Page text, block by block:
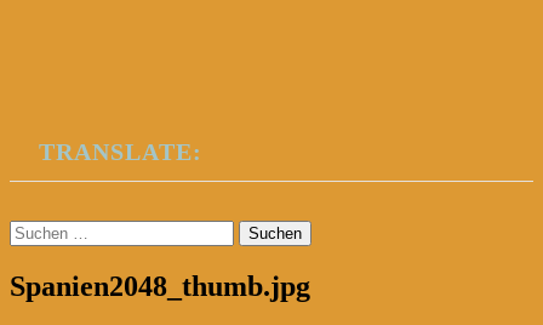
TRANSLATE:
Suchen
nach:
Spanien2048_thumb.jpg